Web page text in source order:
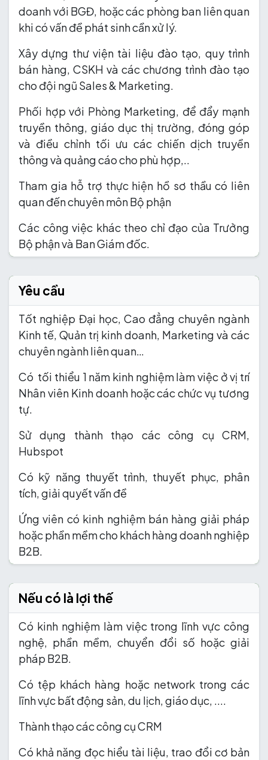
doanh với BGĐ, hoặc các phòng ban liên quan
khi có vấn đề phát sinh cần xử lý.
Xây dựng thư viện tài liệu đào tạo, quy trình
bán hàng, CSKH và các chương trình đào tạo
cho đội ngũ Sales & Marketing.
Phối hợp với Phòng Marketing, để đẩy mạnh
truyền thông, giáo dục thị trường, đóng góp
và điều chỉnh tối ưu các chiến dịch truyền
thông và quảng cáo cho phù hợp,..
Tham gia hỗ trợ thực hiện hồ sơ thầu có liên
quan đến chuyên môn Bộ phận
Các công việc khác theo chỉ đạo của Trưởng
Bộ phận và Ban Giám đốc.
Yêu cầu
Tốt nghiệp Đại học, Cao đẳng chuyên ngành
Kinh tế, Quản trị kinh doanh, Marketing và các
chuyên ngành liên quan…
Có tối thiểu 1 năm kinh nghiệm làm việc ở vị trí
Nhân viên Kinh doanh hoặc các chức vụ tương
tự.
Sử dụng thành thạo các công cụ CRM,
Hubspot
Có kỹ năng thuyết trình, thuyết phục, phân
tích, giải quyết vấn đề
Ứng viên có kinh nghiệm bán hàng giải pháp
hoặc phần mềm cho khách hàng doanh nghiệp
B2B.
Nếu có là lợi thế
Có kinh nghiệm làm việc trong lĩnh vực công
nghệ, phần mềm, chuyển đổi số hoặc giải
pháp B2B.
Có tệp khách hàng hoặc network trong các
lĩnh vực bất động sản, du lịch, giáo dục, ....
Thành thạo các công cụ CRM
Có khả năng đọc hiểu tài liệu, trao đổi cơ bản